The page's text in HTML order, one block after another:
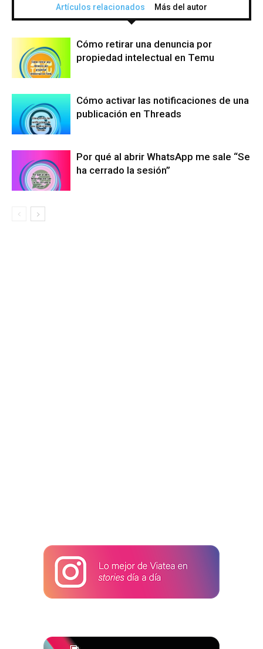
Artículos relacionados Más del autor
Cómo retirar una denuncia por
propiedad intelectual en Temu
Cómo activar las notificaciones de una
publicación en Threads
Por qué al abrir WhatsApp me sale “Se
ha cerrado la sesión”